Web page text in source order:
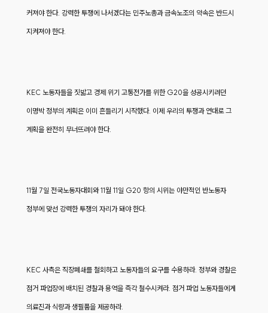
커져야 한다. 강력한 투쟁에 나서겠다는 민주노총과 금속노조의 약속은 반드시
지켜져야 한다.
KEC 노동자들을 짓밟고 경제 위기 고통전가를 위한 G20을 성공시키려던
이명박 정부의 계획은 이미 흔들리기 시작했다. 이제 우리의 투쟁과 연대로 그
계획을 완전히 무너뜨려야 한다.
11월 7일 전국노동자대회와 11월 11일 G20 항의 시위는 야만적인 반노동자
정부에 맞선 강력한 투쟁의 자리가 돼야 한다.
KEC 사측은 직장폐쇄를 철회하고 노동자들의 요구를 수용하라. 정부와 경찰은
점거 파업장에 배치된 경찰과 용역을 즉각 철수시켜라. 점거 파업 노동자들에게
의료진과 식량과 생필품을 제공하라.